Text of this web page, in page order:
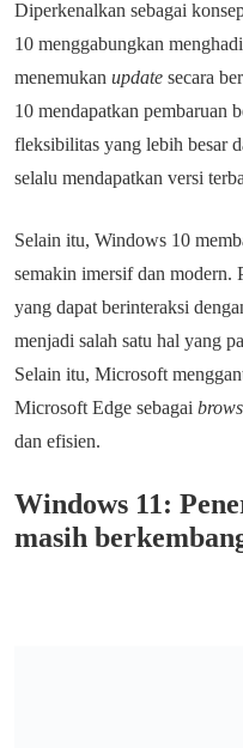
Diperkenalkan sebagai
10 menggabungkan
menemukan update secara
10 mendapatkan pembaruan
fleksibilitas yang lebih besar
selalu mendapatkan versi
Selain itu, Windows 10
semakin imersif dan modern.
yang dapat berinteraksi
menjadi salah satu hal yang
Selain itu, Microsoft
Microsoft Edge sebagai
dan efisien.
Windows 11:
masih